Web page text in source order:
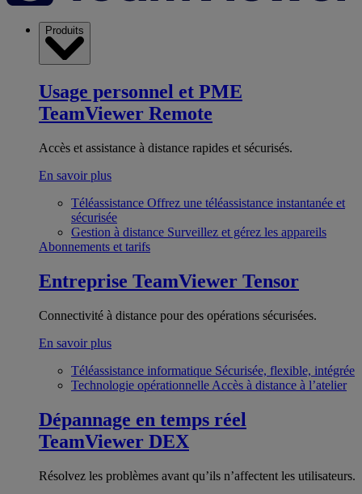
Produits
Usage personnel et PME
TeamViewer Remote
Accès et assistance à distance rapides et sécurisés.
En savoir plus
Téléassistance Offrez une téléassistance instantanée et
sécurisée
Gestion à distance Surveillez et gérez les appareils
Abonnements et tarifs
Entreprise TeamViewer Tensor
Connectivité à distance pour des opérations sécurisées.
En savoir plus
Téléassistance informatique Sécurisée, flexible, intégrée
Technologie opérationnelle Accès à distance à l’atelier
Dépannage en temps réel
TeamViewer DEX
Résolvez les problèmes avant qu’ils n’affectent les utilisateurs.